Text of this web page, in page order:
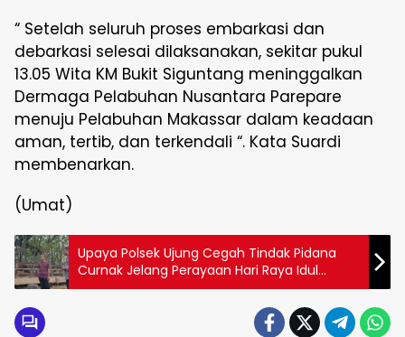
“ Setelah seluruh proses embarkasi dan
debarkasi selesai dilaksanakan, sekitar pukul
13.05 Wita KM Bukit Siguntang meninggalkan
Dermaga Pelabuhan Nusantara Parepare
menuju Pelabuhan Makassar dalam keadaan
aman, tertib, dan terkendali “. Kata Suardi
membenarkan.
(Umat)
Upaya Polsek Ujung Cegah Tindak Pidana
Curnak Jelang Perayaan Hari Raya Idul
Qurban